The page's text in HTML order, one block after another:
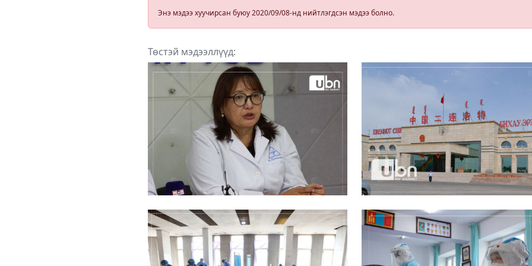
Энэ мэдээ хуучирсан буюу 2020/09/08-нд нийтлэгдсэн мэдээ болно.
Төстэй мэдээллүүд: